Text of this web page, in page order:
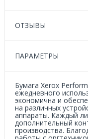
ОТЗЫВЫ
ПАРАМЕТРЫ
Бумага Xerox
ежедневного
экономична и
на различных
аппараты. Каждый
дополнительный
производства.